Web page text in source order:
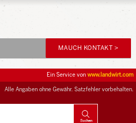
MAUCH KONTAKT >
Alle Angaben ohne Gewähr. Satzfehler vorbehalten.
Ein Service von www.landwirt.com